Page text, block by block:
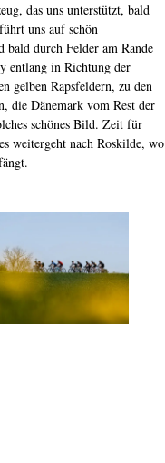
das uns unterstützt, bald
uns auf schön
bald durch Felder am Rande
entlang in Richtung der
gelben Rapsfeldern, zu den
die Dänemark vom Rest der
schönes Bild. Zeit für
weitergeht nach Roskilde, wo